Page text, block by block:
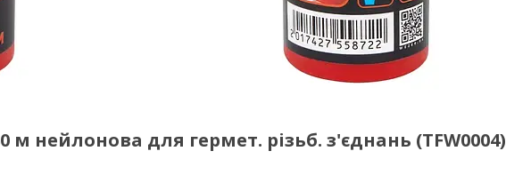
нейлонова для гермет. різьб. з'єднань (TFW0004)